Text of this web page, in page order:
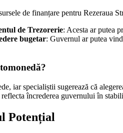
de finanțare pentru
de Trezorerie: Acesta ar putea
bugetar: Guvernul ar putea
iar specialiștii sugerează că
încrederea guvernului în
Potențial